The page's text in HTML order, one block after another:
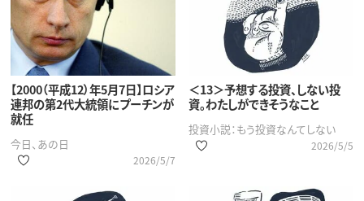
【2000（平成12）年5月7日】ロシア
連邦の第2代大統領にプーチンが
就任
今日、あの日
2026/5/7
＜13＞予想する投資、しない投
資。わたしができそうなこと
投資小説：もう投資なんてしない
2026/5/5